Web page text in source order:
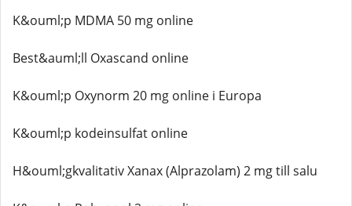
K&ouml;p MDMA 50 mg online
Best&auml;ll Oxascand online
K&ouml;p Oxynorm 20 mg online i Europa
K&ouml;p kodeinsulfat online
H&ouml;gkvalitativ Xanax (Alprazolam) 2 mg till salu